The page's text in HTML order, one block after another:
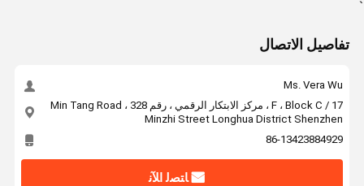
`
تفاصيل الاتصال
Ms. Vera Wu
17 / F ، Block C ، مركز الابتكار الرقمي ، رقم 328 Min Tang Road ،
Minzhi Street Longhua District Shenzhen
86-13423884929
ﺎﺘﺼﻟ ﺍﻶﻧ